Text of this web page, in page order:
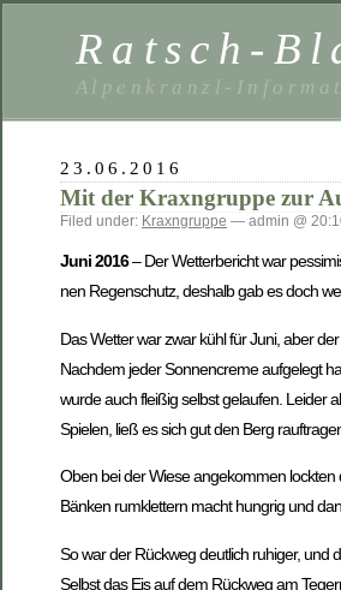
Ratsch-
Alpenkranzl-
23.06.2016
Mit der Kraxngruppe zur
Filed under: Kraxngruppe — admin @
Juni 2016– Der Wetterbericht war
nen Regenschutz, deshalb gab es doch
Das Wetter war zwar kühl für Juni, aber
Nachdem jeder Sonnencreme aufgelegt
wurde auch fleißig selbst gelaufen. Leider
Spielen, ließ es sich gut den Berg
Oben bei der Wiese angekommen lockten
Bänken rumklettern macht hungrig und
So war der Rückweg deutlich ruhiger, und
Selbst das Eis auf dem Rückweg am